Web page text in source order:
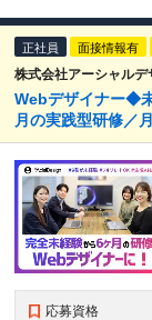
正社員 面接情報有
株式会社アーシャルデ
Webデザイナー◆
月の実践型研修／
応募資格